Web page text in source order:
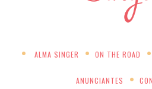
ALMA SINGER ON THE ROAD
ANUNCIANTES